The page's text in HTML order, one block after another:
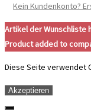
Kein Kundenkonto?
Artikel der Wunschliste
Product added to
Diese Seite verwendet
Akzeptieren